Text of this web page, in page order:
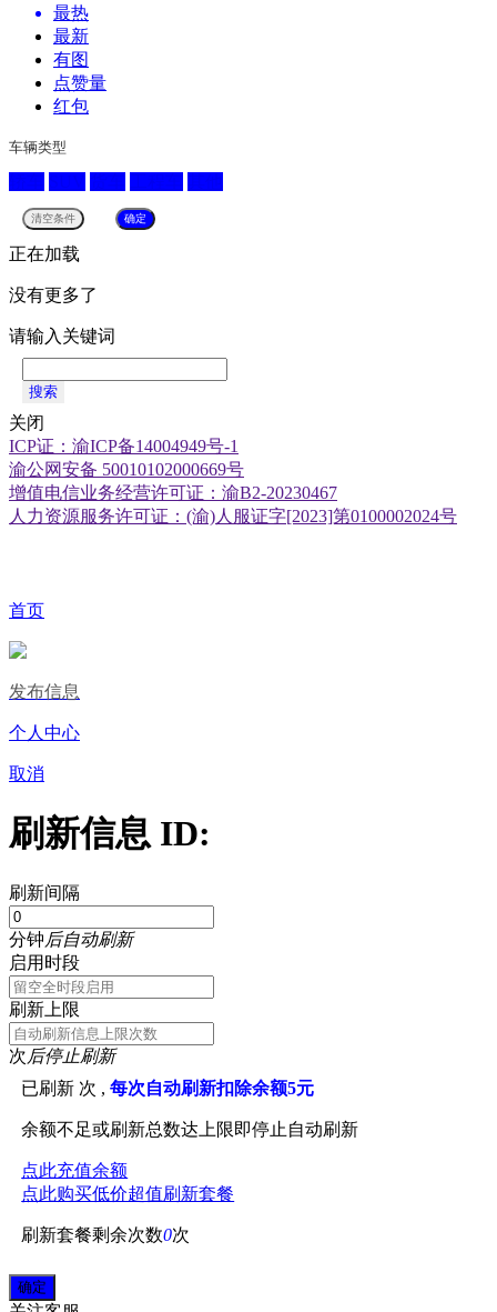
最热
最新
有图
点赞量
红包
车辆类型
正在加载
没有更多了
请输入关键词
搜索
关闭
ICP证：渝ICP备14004949号-1
渝公网安备 50010102000669号
增值电信业务经营许可证：渝B2-20230467
人力资源服务许可证：(渝)人服证字[2023]第0100002024号
首页
发布信息
个人中心
取消
刷新信息 ID:
刷新间隔
分钟后自动刷新
启用时段
刷新上限
次后停止刷新
已刷新 次 ,每次自动刷新扣除余额5元
余额不足或刷新总数达上限即停止自动刷新
点此充值余额
点此购买低价超值刷新套餐
刷新套餐剩余次数0次